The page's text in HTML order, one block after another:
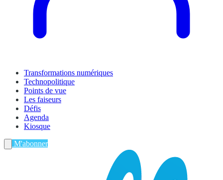
Transformations numériques
Technopolitique
Points de vue
Les faiseurs
Défis
Agenda
Kiosque
M'abonner